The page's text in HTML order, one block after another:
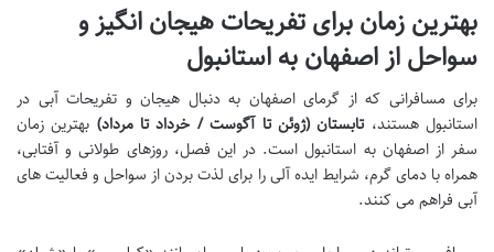
بهترین زمان برای تفریحات هیجان انگیز و
سواحل از اصفهان به استانبول
برای مسافرانی که از گرمای اصفهان به دنبال هیجان و تفریحات آبی در
استانبول هستند،تابستان (ژوئن تا آگوست / خرداد تا مرداد) بهترین زمان
سفر از اصفهان به استانبولاست. در این فصل، روزهای طولانی و آفتابی،
همراه با دمای گرم، شرایط ایده آلی را برای لذت بردن از سواحل و فعالیت های
آبی فراهم می کنند.